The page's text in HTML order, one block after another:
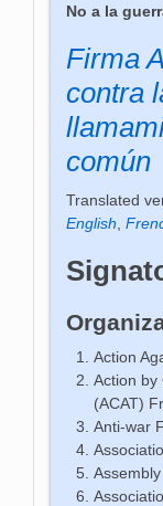
No a la
Firma
contra
común
Translated
English ,
Action
Action by
(ACAT)
Anti-war